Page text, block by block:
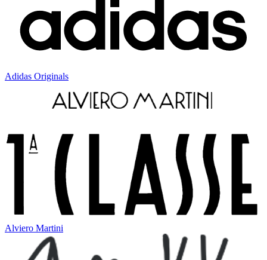
Adidas Originals
Alviero Martini